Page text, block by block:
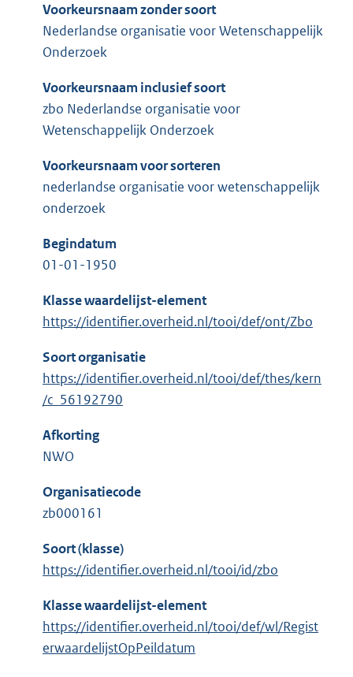
Voorkeursnaam zonder soort
Nederlandse organisatie voor Wetenschappelijk
Onderzoek
Voorkeursnaam inclusief soort
zbo Nederlandse organisatie voor
Wetenschappelijk Onderzoek
Voorkeursnaam voor sorteren
nederlandse organisatie voor wetenschappelijk
onderzoek
Begindatum
01-01-1950
Klasse waardelijst-element
https://identifier.overheid.nl/tooi/def/ont/Zbo
Soort organisatie
https://identifier.overheid.nl/tooi/def/thes/kern
/c_56192790
Afkorting
NWO
Organisatiecode
zb000161
Soort (klasse)
https://identifier.overheid.nl/tooi/id/zbo
Klasse waardelijst-element
https://identifier.overheid.nl/tooi/def/wl/Regist
erwaardelijstOpPeildatum